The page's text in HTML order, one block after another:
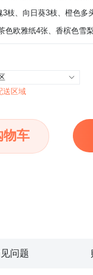
3枝、向日葵3枝、橙色多
色欧雅纸4张、香槟色雪
送区域
物车
问题